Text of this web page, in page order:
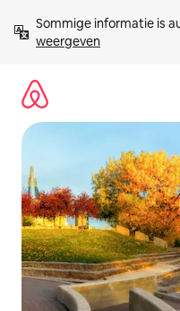
direct
naar
Sommige informatie is
weergeven